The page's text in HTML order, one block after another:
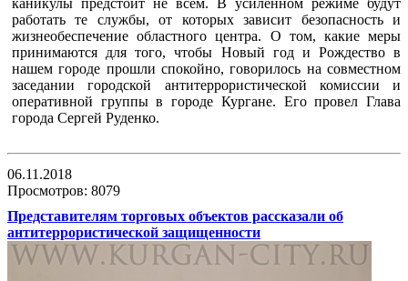
работать те службы, от которых зависит безопасность и
жизнеобеспечение областного центра. О том, какие меры
принимаются для того, чтобы Новый год и Рождество в
нашем городе прошли спокойно, говорилось на совместном
заседании городской антитеррористической комиссии и
оперативной группы в городе Кургане. Его провел Глава
города Сергей Руденко.
06.11.2018
Просмотров: 8079
Представителям торговых объектов рассказали об
антитеррористической защищенности